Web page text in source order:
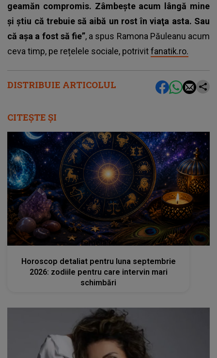
DISTRIBUIE ARTICOLUL
geamăn compromis. Zâmbește acum lângă mine
și știu că trebuie să aibă un rost în viaţa asta. Sau
că așa a fost să fie”, a spus Ramona Păuleanu acum
ceva timp, pe rețelele sociale, potrivitfanatik.ro.
CITEȘTE ȘI
femeia.ro
Horoscop detaliat pentru luna septembrie
2026: zodiile pentru care intervin mari
schimbări